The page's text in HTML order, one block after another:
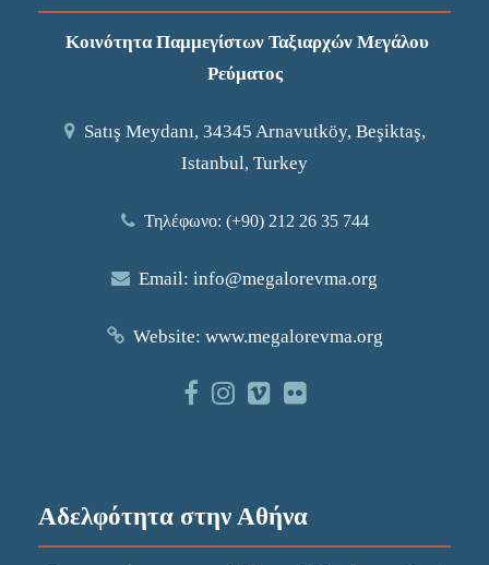
Κοινότητα Παμμεγίστων Ταξιαρχών Μεγάλου
Ρεύματος
Satış Meydanı, 34345 Arnavutköy, Beşiktaş,
Istanbul, Turkey
Τηλέφωνο: (+90) 212 26 35 744
Email: info@megalorevma.org
Website: www.megalorevma.org
Αδελφότητα στην Αθήνα